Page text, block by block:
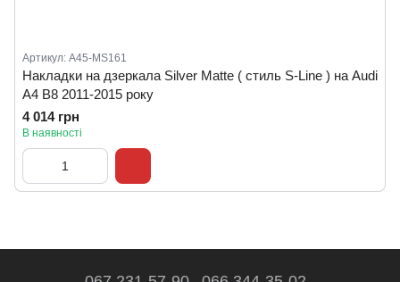
Артикул: A45-MS161
Накладки на дзеркала Silver Matte ( стиль S-Line ) на Audi
A4 B8 2011-2015 року
4 014 грн
В наявності